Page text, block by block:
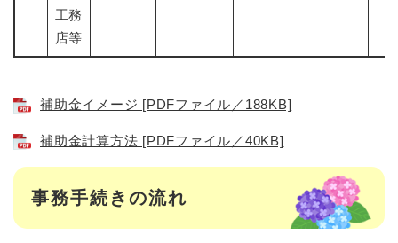
工務
店等
補助金イメージ [PDFファイル／188KB]
補助金計算方法 [PDFファイル／40KB]
事務手続きの流れ